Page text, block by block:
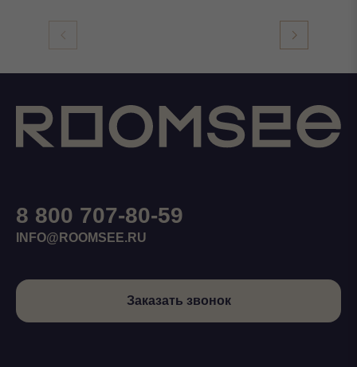
8 800 707-80-59
INFO@ROOMSEE.RU
Заказать звонок